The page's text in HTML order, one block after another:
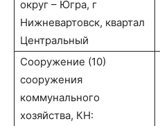
округ – Югра, г
Нижневартовск, квартал
Центральный
Сооружение (10)
сооружения
коммунального
хозяйства, КН: